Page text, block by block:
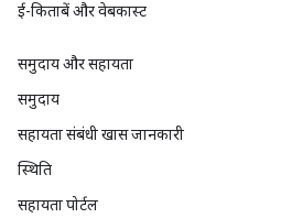
ई-किताबें और वेबकास्ट
समुदाय और सहायता
समुदाय
सहायता संबंधी खास जानकारी
स्थिति
सहायता पोर्टल